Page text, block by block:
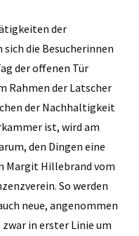
der
die Besucherinnen
der offenen Tür
Rahmen der Latscher
der Nachhaltigkeit
ist, wird am
den Dingen eine
Margit Hillebrand vom
So werden
neue, angenommen
in erster Linie um